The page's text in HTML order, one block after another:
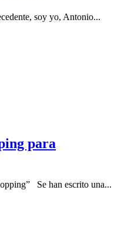
soy yo, Antonio...
para
Se han escrito una...